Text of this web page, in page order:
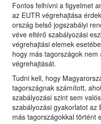
Fontos felhívni a figyelmet
az EUTR végrehajtása
ország belső jogszabályi
véve eltérő szabályozási
végrehajtási elemek
hogy más tagországok nem
végrehajtását.
Tudni kell, hogy
tagországnak számított,
szabályozási szint sem
szabályozási gyakorlatot az
más tagországokkal történt